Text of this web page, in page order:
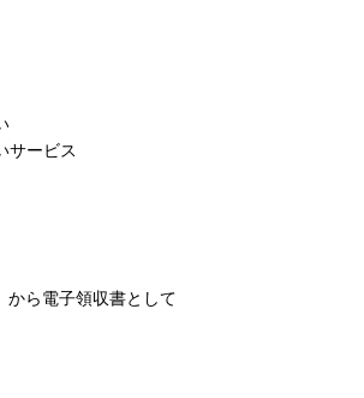
サービス
から電子領収書として